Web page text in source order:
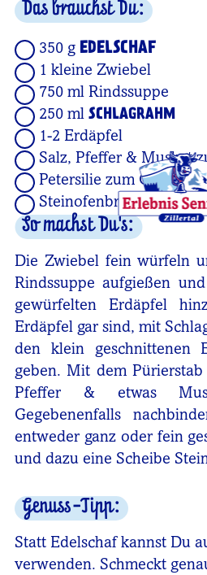
Das brauchst Du:
350 g EDELSCHAF
1 kleine Zwiebel
750 ml Rindssuppe
250 ml SCHLAGRAHM
1-2 Erdäpfel
Salz, Pfeffer & Muskat
Petersilie zum Garnieren
Steinofenbrot zum
So machst Du's:
Die Zwiebel fein würfeln
Rindssuppe aufgießen
gewürfelten Erdäpfel
Erdäpfel gar sind, mit
den klein geschnittenen
geben. Mit dem
Pfeffer & etwas
Gegebenenfalls
entweder ganz oder fein
und dazu eine Scheibe
Genuss-Tipp:
Statt Edelschaf kannst Du
verwenden. Schmeckt